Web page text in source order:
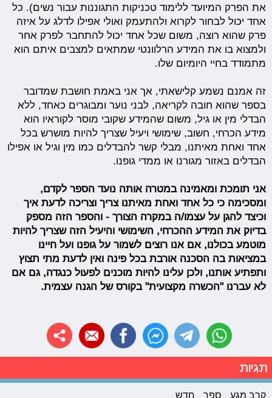
את הפרק המיועד ללימוד טכניקות התגוננות עבור נשים). כל
אחד יכול לבחור לקרוא ולהתעמק ואולי אפילו לדלג על איזה
פרק שהוא רוצה, משום שכל אחד יכול להתחבר לפרק אחר
ולמצוא בו את המידע הרלוונטי שמתאים למצבים איתם הוא
מתמודד בחיי היומיום שלו.
זה אמנם נשמע קלישאתי, אך אני באמת חושבת שמדובר
בספר שהוא חובה לקריאה, לבני נוער ומבוגרים כאחד, ללא
הבדלי מין או גיל, משום שהמידע שקובי מוסר לקוראיו הוא
מידע הכרחי, חשוב, שימושי ויעיל שצריך להיות מושרש בכל
אחד ואחת מאיתנו, מבלי קשר להבדלים כמו מין וגיל או אפילו
הבדלים באזור מגורנו או ממדי גופנו.
אני תומכת ומאמינה במטרה אותה נועד הספר לקדם,
ומסכימה כי כל אחד ואחת מאיתנו צריך וצריכה לדעת איך
וכיצד להגן על עצמו/ה במקרה הצורך - והספר הזה מספק
בדיוק את המידע ההכרחי, השימושי והיעיל הזה שצריך להיות
מוטמע בכולנו, אם אנו רוצים לשמור על גופנו ועל חיינו
במציאות בה הסכנה אורבת בכל פינה ואין לדעת מתי תצוץ
ותפתיע אותנו, ולכן עלינו להיות מוכנים לפעול כנגדה, גם אם
לא עברנו "הכשרה מקצועית" בקורס של הגנה עצמית.
תגיות
קרב מגע ספר חדש